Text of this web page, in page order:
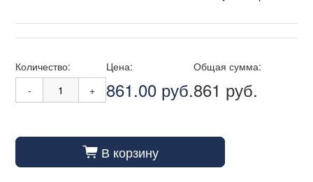
Количество:
-
+
Цена:
861.00 руб.
Общая сумма:
861 руб.
cart_fill В корзину